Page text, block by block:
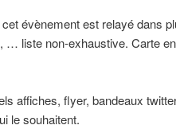
cet évènement est relayé dans
… liste non-exhaustive. Carte
affiches, flyer, bandeaux
le souhaitent.